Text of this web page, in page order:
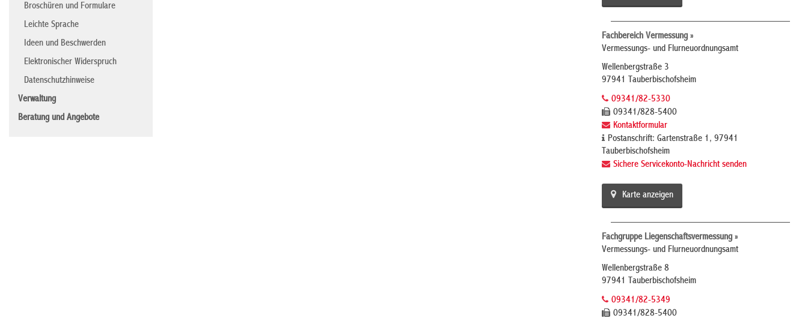
Broschüren und Formulare
Leichte Sprache
Ideen und Beschwerden
Elektronischer Widerspruch
Datenschutzhinweise
Verwaltung
Beratung und Angebote
Fachbereich Vermessung »
Vermessungs- und Flurneuordnungsamt
Wellenbergstraße 3
97941 Tauberbischofsheim
09341/82-5330
09341/828-5400
Kontaktformular
Postanschrift: Gartenstraße 1, 97941
Tauberbischofsheim
Sichere Servicekonto-Nachricht senden
Karte anzeigen
Fachgruppe Liegenschaftsvermessung »
Vermessungs- und Flurneuordnungsamt
Wellenbergstraße 8
97941 Tauberbischofsheim
09341/82-5349
09341/828-5400